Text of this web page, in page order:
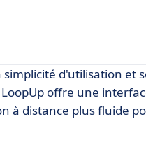
d'utilisation et
offre une
à distance plus fluide